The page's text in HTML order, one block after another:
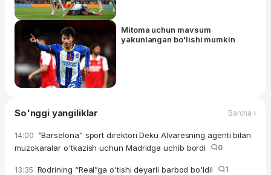
Mitoma uchun mavsum
yakunlangan bo'lishi mumkin
So'nggi yangiliklar Barcha ›
14:00 “Barselona” sport direktori Deku Alvaresning agenti bilan
muzokaralar o'tkazish uchun Madridga uchib bordi
0
13:35 Rodrining “Real”ga o'tishi deyarli barbod bo'ldi! 1